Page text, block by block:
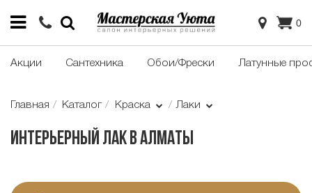
0
Акции Сантехника Обои/Фрески Латунные
Главная Каталог Краска Лаки
Интерьерный лак в Алматы